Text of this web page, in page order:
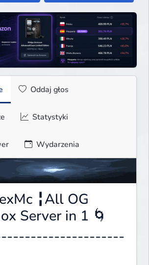
Oddaj głos
Statystyki
Wydarzenia
╏All OG
Server in 1 🌀